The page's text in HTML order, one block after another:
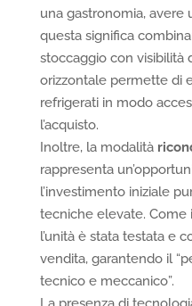
una gastronomia, avere
questa significa
stoccaggio con visibilità
orizzontale permette di
refrigerati in modo
l’acquisto.
Inoltre, la modalità
rappresenta
l’investimento iniziale
tecniche elevate. Come
l’unità è stata testata e
vendita, garantendo il
tecnico e meccanico”.